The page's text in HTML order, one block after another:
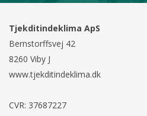
Tjekditindeklima ApS
Bernstorffsvej 42
8260 Viby J
www.tjekditindeklima.dk
CVR: 37687227